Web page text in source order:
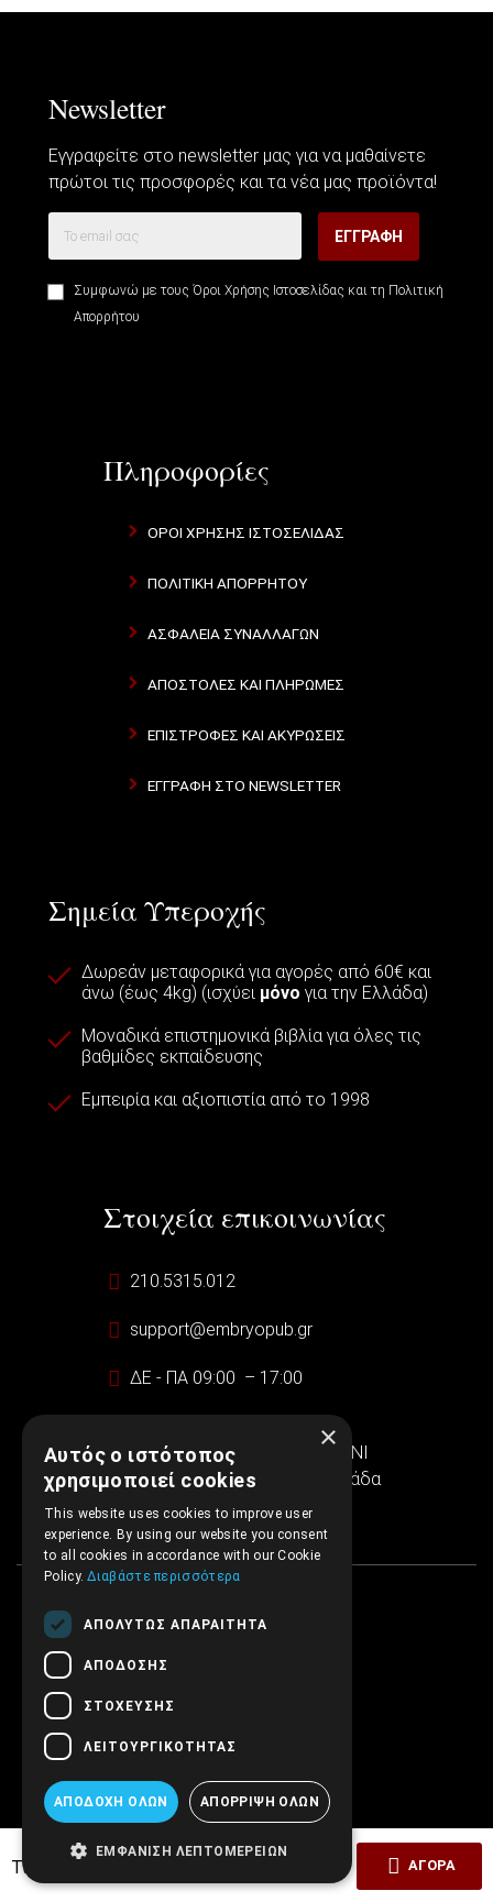
Τιμή ΕΜΒΡΥΟ: ΑΓΟΡΆ
Newsletter
Εγγραφείτε στο newsletter μας για να μαθαίνετε
πρώτοι τις προσφορές και τα νέα μας προϊόντα!
ΕΓΓΡΑΦΉ
Συμφωνώ με τους Όροι Χρήσης Ιστοσελίδας και τη Πολιτική
Απορρήτου
Πληροφορίες
ΌΡΟΙ ΧΡΉΣΗΣ ΙΣΤΟΣΕΛΊΔΑΣ
ΠΟΛΙΤΙΚΉ ΑΠΟΡΡΉΤΟΥ
ΑΣΦΆΛΕΙΑ ΣΥΝΑΛΛΑΓΏΝ
ΑΠΟΣΤΟΛΈΣ ΚΑΙ ΠΛΗΡΩΜΈΣ
ΕΠΙΣΤΡΟΦΈΣ ΚΑΙ ΑΚΥΡΏΣΕΙΣ
ΕΓΓΡΑΦΉ ΣΤΟ NEWSLETTER
Σημεία Υπεροχής
Δωρεάν μεταφορικά για αγορές από 60€ και
άνω (έως 4kg) (ισχύει μόνο για την Ελλάδα)
Μοναδικά επιστημονικά βιβλία για όλες τις
βαθμίδες εκπαίδευσης
Εμπειρία και αξιοπιστία από το 1998
Στοιχεία επικοινωνίας
210.5315.012
support@embryopub.gr
ΔΕ - ΠΑ 09:00 – 17:00
Εμπορικό κέντρο SINTRIVANI
122 43 Αιγάλεω Αθήνα, Ελλάδα
×
Αυτός ο ιστότοπος
χρησιμοποιεί cookies
This website uses cookies to improve user
experience. By using our website you consent
to all cookies in accordance with our Cookie
Policy.Διαβάστε περισσότερα
ΑΠΟΛΎΤΩΣ ΑΠΑΡΑΊΤΗΤΑ
ΑΠΌΔΟΣΗΣ
ΣΤΌΧΕΥΣΗΣ
ΛΕΙΤΟΥΡΓΙΚΌΤΗΤΑΣ
ΑΠΟΔΟΧΉ ΌΛΩΝ ΑΠΌΡΡΙΨΗ ΌΛΩΝ
ΕΜΦΆΝΙΣΗ ΛΕΠΤΟΜΕΡΕΙΏΝ